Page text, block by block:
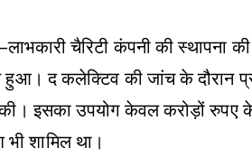
चैरिटी कंपनी की स्थापना
द कलेक्टिव की जांच के दौरान
इसका उपयोग केवल करोड़ों रुपए
भी शामिल था।